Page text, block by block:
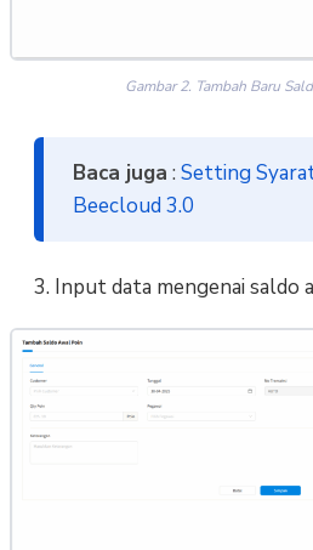
Gambar 2. Tambah Baru
Baca juga : Setting
Beecloud 3.0
3. Input data mengenai saldo